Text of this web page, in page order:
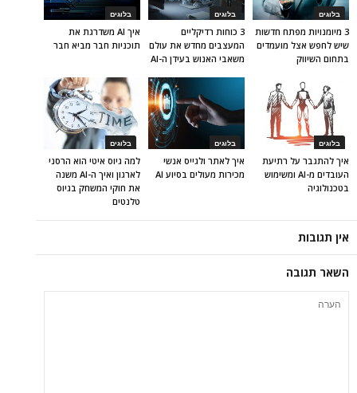
בלוגים
איך AI משדרגת את
תוכניות חבר מביא חבר
בלוגים
3 כוחות רדיקליים
המעצבים מחדש את עולם
משאבי האנוש בעידן ה-AI
בלוגים
3 מיומנויות מפתח חדשות
שיש לחפש אצל מועמדים
בתחום השיווק
בלוגים
למה גיוס איטי הוא הרסני
לארגון ואיך ה-AI משנה
את חוקי המשחק בגיוס
טלנטים
בלוגים
איך לאתר ולגייס אנשי
מכירות מעולים בסיוע AI
בלוגים
איך להתגבר על רתיעת
העובדים מ-AI ומשימוש
בטכנולוגיה
אין תגובות
השאר תגובה